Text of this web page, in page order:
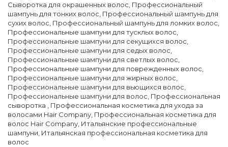
Сыворотка для окрашенных волос, Профессиональный
шампунь для тонких волос, Профессиональный шампунь для
сухих волос, Профессиональный шампунь для ломких волос,
Профессиональные шампуни для тусклых волос,
Профессиональные шампуни для секущихся волос,
Профессиональные шампуни для седых волос,
Профессиональные шампуни для светлых волос,
Профессиональные шампуни для поврежденных волос,
Профессиональные шампуни для жирных волос,
Профессиональные шампуни для вьющихся волос,
Профессиональные шампуни для волос, Профессиональная
сыворотка , Профессиональная косметика для ухода за
волосами Hair Company, Профессиональная косметика для
волос Hair Company, Итальянские профессиональные
шампуни, Итальянская профессиональная косметика для
волос